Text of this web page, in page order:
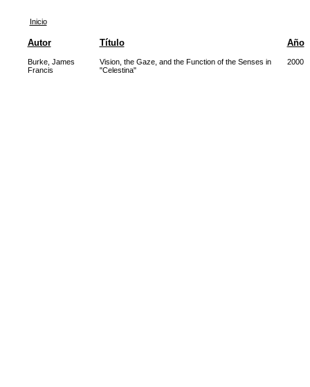
Inicio
Autor Título Año
Burke, James
Francis
Vision, the Gaze, and the Function of the Senses in
"Celestina"
2000